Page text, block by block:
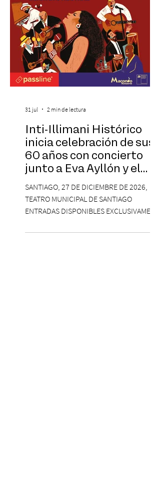
visitantes a distintos
Inti-Illimani Histórico
inicia celebración de sus
60 años con concierto
junto a Eva Ayllón y el
Cuarteto Austral en el
Teatro Municipal de
Santiago
SANTIAGO, 27 DE DICIEMBRE DE 2026,
TEATRO MUNICIPAL DE SANTIAGO
ENTRADAS DISPONIBLES EXCLUSIVAMENTE
agrupación ícono de la Nueva Canción
31 jul 2 min de lectura